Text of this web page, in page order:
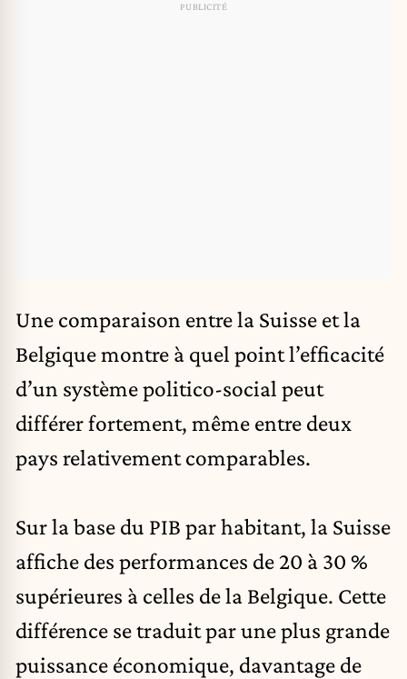
Une comparaison entre la Suisse et la
Belgique montre à quel point l’efficacité
d’un système politico-social peut
différer fortement, même entre deux
pays relativement comparables.
Sur la base du PIB par habitant, la Suisse
affiche des performances de 20 à 30 %
supérieures à celles de la Belgique. Cette
différence se traduit par une plus grande
puissance économique, davantage de